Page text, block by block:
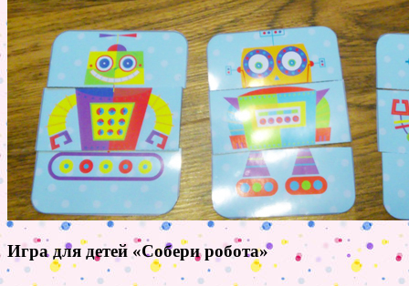
Игра для детей «Собери робота»